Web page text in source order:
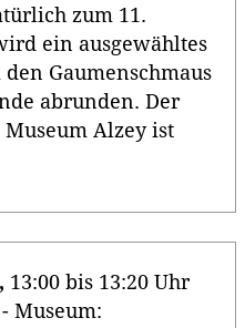
zum 11.
ein ausgewähltes
Gaumenschmaus
abrunden. Der
Alzey ist
13:00 bis 13:20 Uhr
Museum: